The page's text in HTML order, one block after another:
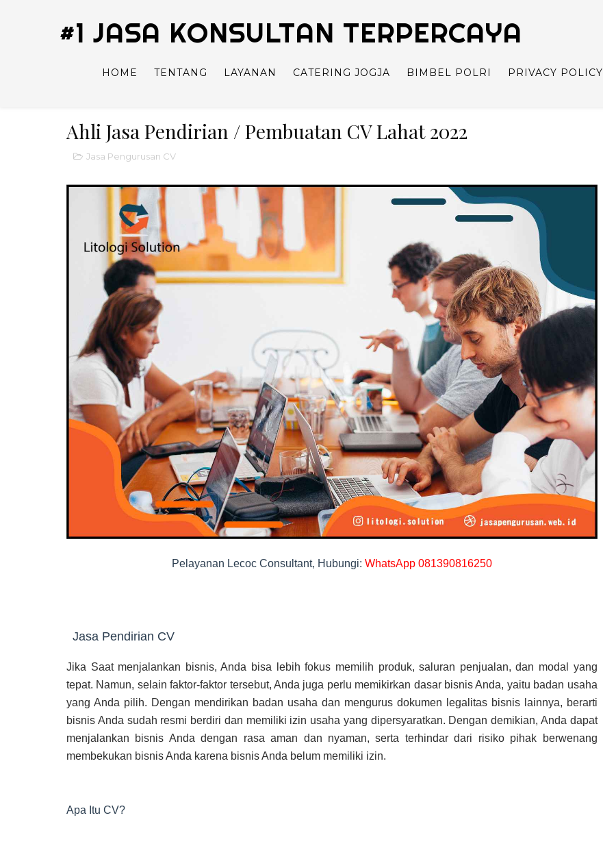
#1 JASA KONSULTAN TERPERCAYA
HOME TENTANG LAYANAN CATERING JOGJA BIMBEL POLRI PRIVACY POLICY
Ahli Jasa Pendirian / Pembuatan CV Lahat 2022
Jasa Pengurusan CV
Pelayanan Lecoc Consultant, Hubungi: WhatsApp 081390816250
Jasa Pendirian CV
Jika Saat menjalankan bisnis, Anda bisa lebih fokus memilih produk, saluran penjualan, dan modal yang
tepat. Namun, selain faktor-faktor tersebut, Anda juga perlu memikirkan dasar bisnis Anda, yaitu badan usaha
yang Anda pilih. Dengan mendirikan badan usaha dan mengurus dokumen legalitas bisnis lainnya, berarti
bisnis Anda sudah resmi berdiri dan memiliki izin usaha yang dipersyaratkan. Dengan demikian, Anda dapat
menjalankan bisnis Anda dengan rasa aman dan nyaman, serta terhindar dari risiko pihak berwenang
membekukan bisnis Anda karena bisnis Anda belum memiliki izin.
Apa Itu CV?